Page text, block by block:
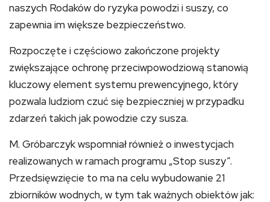
naszych Rodaków do ryzyka powodzi i suszy, co
zapewnia im większe bezpieczeństwo.
Rozpoczęte i częściowo zakończone projekty
zwiększające ochronę przeciwpowodziową stanowią
kluczowy element systemu prewencyjnego, który
pozwala ludziom czuć się bezpieczniej w przypadku
zdarzeń takich jak powodzie czy susza.
M. Gróbarczyk wspomniał również o inwestycjach
realizowanych w ramach programu „Stop suszy”.
Przedsięwzięcie to ma na celu wybudowanie 21
zbiorników wodnych, w tym tak ważnych obiektów jak: